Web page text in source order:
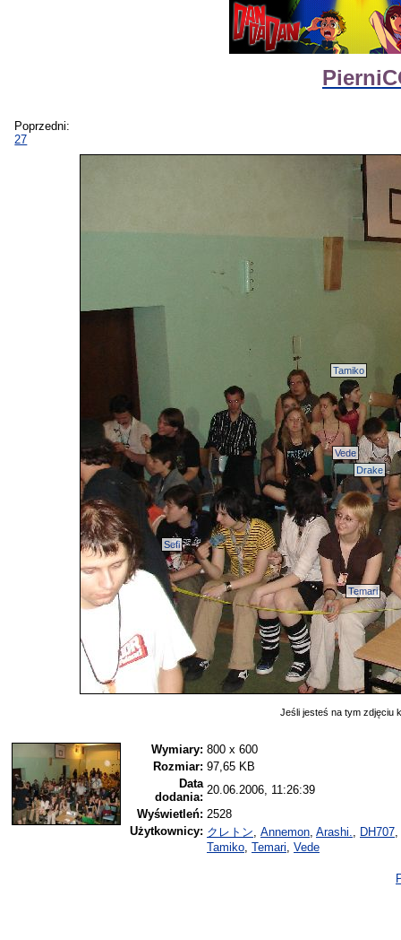
Poprzedni:
27
Drake
Sefi
Tamiko
Temari
Vede
Jeśli jesteś na tym zdjęciu
Wymiary: 800 x 600
Rozmiar: 97,65 KB
Data
dodania:
20.06.2006, 11:26:39
Wyświetleń: 2528
Użytkownicy: クレトン Annemon Arashi. DH707
Tamiko Temari Vede